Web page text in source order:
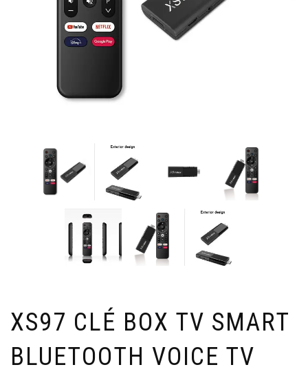
XS97 CLÉ BOX TV SMART
BLUETOOTH VOICE TV